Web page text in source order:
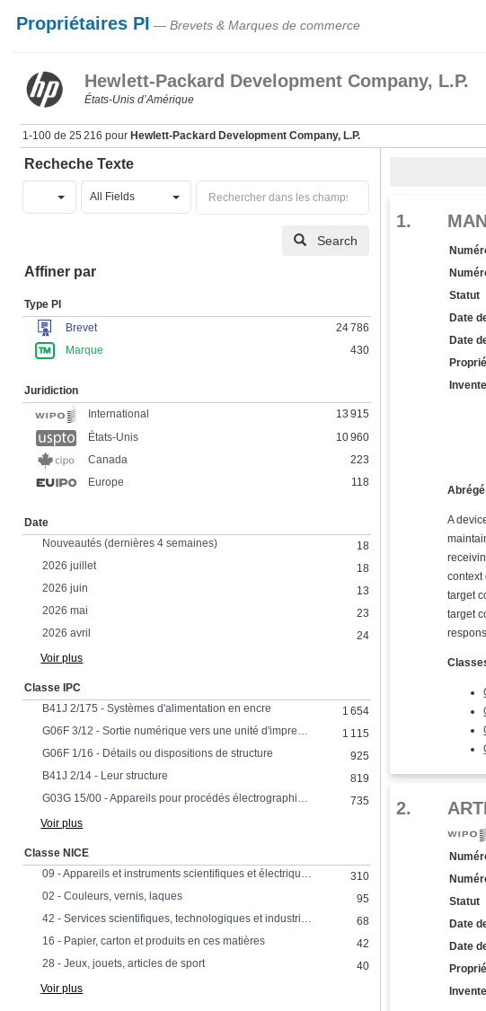
Propriétaires PI — Brevets & Marques de commerce
Hewlett-Packard Development Company, L.P.
États‑Unis d’Amérique
1-100 de 25 216 pour Hewlett-Packard Development Company, L.P.
Recheche Texte
All Fields
Search
Affiner par
Type PI
Brevet
24 786
Marque
430
Juridiction
International
13 915
États-Unis
10 960
Canada
223
Europe
118
Date
Nouveautés (dernières 4 semaines)
18
2026 juillet
18
2026 juin
13
2026 mai
23
2026 avril
24
Voir plus
Classe IPC
B41J 2/175 - Systèmes d'alimentation en encre
1 654
G06F 3/12 - Sortie numérique vers une unité d'impression
1 115
G06F 1/16 - Détails ou dispositions de structure
925
B41J 2/14 - Leur structure
819
G03G 15/00 - Appareils pour procédés électrographiques utilisant un dessin de charge
735
Voir plus
Classe NICE
09 - Appareils et instruments scientifiques et électriques
310
02 - Couleurs, vernis, laques
95
42 - Services scientifiques, technologiques et industriels, recherche et conception
68
16 - Papier, carton et produits en ces matières
42
28 - Jeux, jouets, articles de sport
40
Voir plus
1.
Statut
Date
Date
Abrégé
A
context
target
target
2.
Statut
Date
Date